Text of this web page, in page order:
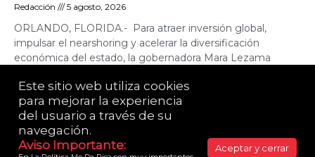
Redacción 5 agosto, 2026
ORLANDO, FLORIDA.- Para atraer inversión global,
impulsar el nearshoring y acelerar la diversificación
económica del estado, la gobernadora Mara Lezama
LA POLÍTICA ME DA RISA© es una publicación de
Yazmín Alessandrini. 2021 Todos los derechos
reservados.
Este sitio web utiliza cookies
para mejorar la experiencia
del usuario a través de su
navegación.​
Aviso Importante:​
Aceptar y cerrar